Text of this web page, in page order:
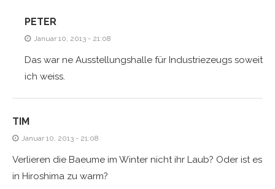
PETER
Januar 10, 2013 - 21:08
Das war ne Ausstellungshalle für Industriezeugs soweit
ich weiss.
TIM
Januar 10, 2013 - 21:08
Verlieren die Baeume im Winter nicht ihr Laub? Oder ist es
in Hiroshima zu warm?